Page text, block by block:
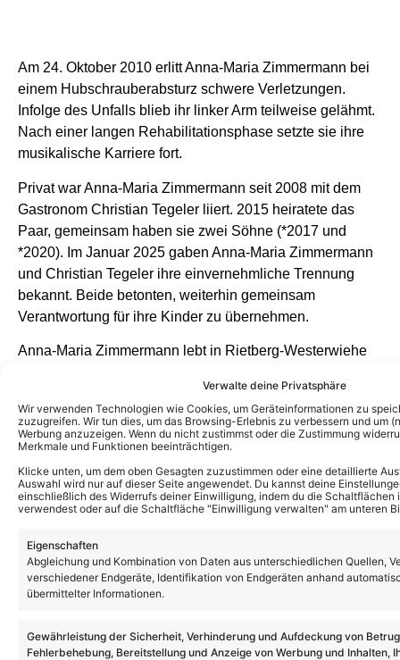
Verwalte deine Privatsphäre
Wir verwenden Technologien wie Cookies, um Geräteinformationen zu
zuzugreifen. Wir tun dies, um das Browsing-Erlebnis zu verbessern und um
Werbung anzuzeigen. Wenn du nicht zustimmst oder die Zustimmung
Merkmale und Funktionen beeinträchtigen.
Klicke unten, um dem oben Gesagten zuzustimmen oder eine detaillierte
Auswahl wird nur auf dieser Seite angewendet. Du kannst deine
einschließlich des Widerrufs deiner Einwilligung, indem du die
verwendest oder auf die Schaltfläche "Einwilligung verwalten" am unteren
Eigenschaften
Abgleichung und Kombination von Daten aus unterschiedlichen Quellen,
verschiedener Endgeräte, Identifikation von Endgeräten anhand
übermittelter Informationen.
Gewährleistung der Sicherheit, Verhinderung und Aufdeckung von
Fehlerbehebung, Bereitstellung und Anzeige von Werbung und Inhalten,
Am 24. Oktober 2010 erlitt Anna-Maria Zimmermann bei
einem Hubschrauberabsturz schwere Verletzungen.
Infolge des Unfalls blieb ihr linker Arm teilweise gelähmt.
Nach einer langen Rehabilitationsphase setzte sie ihre
musikalische Karriere fort.
Privat war Anna-Maria Zimmermann seit 2008 mit dem
Gastronom Christian Tegeler liiert. 2015 heiratete das
Paar, gemeinsam haben sie zwei Söhne (*2017 und
*2020). Im Januar 2025 gaben Anna-Maria Zimmermann
und Christian Tegeler ihre einvernehmliche Trennung
bekannt. Beide betonten, weiterhin gemeinsam
Verantwortung für ihre Kinder zu übernehmen.
Anna-Maria Zimmermann lebt in Rietberg-Westerwiehe
Aktuelles über Anna-Maria
Zimmermann